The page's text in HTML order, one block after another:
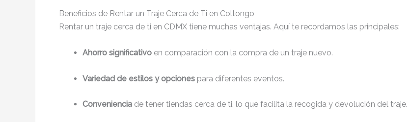
Beneficios de Rentar un Traje Cerca de Ti en Coltongo
Rentar un traje cerca de ti en CDMX tiene muchas ventajas. Aquí te recordamos las principales:
Ahorro significativo en comparación con la compra de un traje nuevo.
Variedad de estilos y opciones para diferentes eventos.
Conveniencia de tener tiendas cerca de ti, lo que facilita la recogida y devolución del traje.